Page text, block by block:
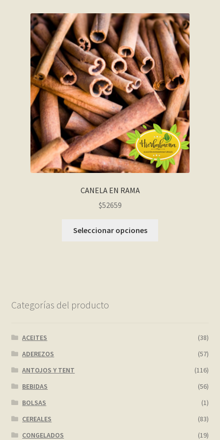
CANELA EN RAMA
$52659
Seleccionar opciones
Categorías del producto
ACEITES
(38)
ADEREZOS
(57)
ANTOJOS Y TENT
(116)
BEBIDAS
(56)
BOLSAS
(1)
CEREALES
(83)
CONGELADOS
(19)